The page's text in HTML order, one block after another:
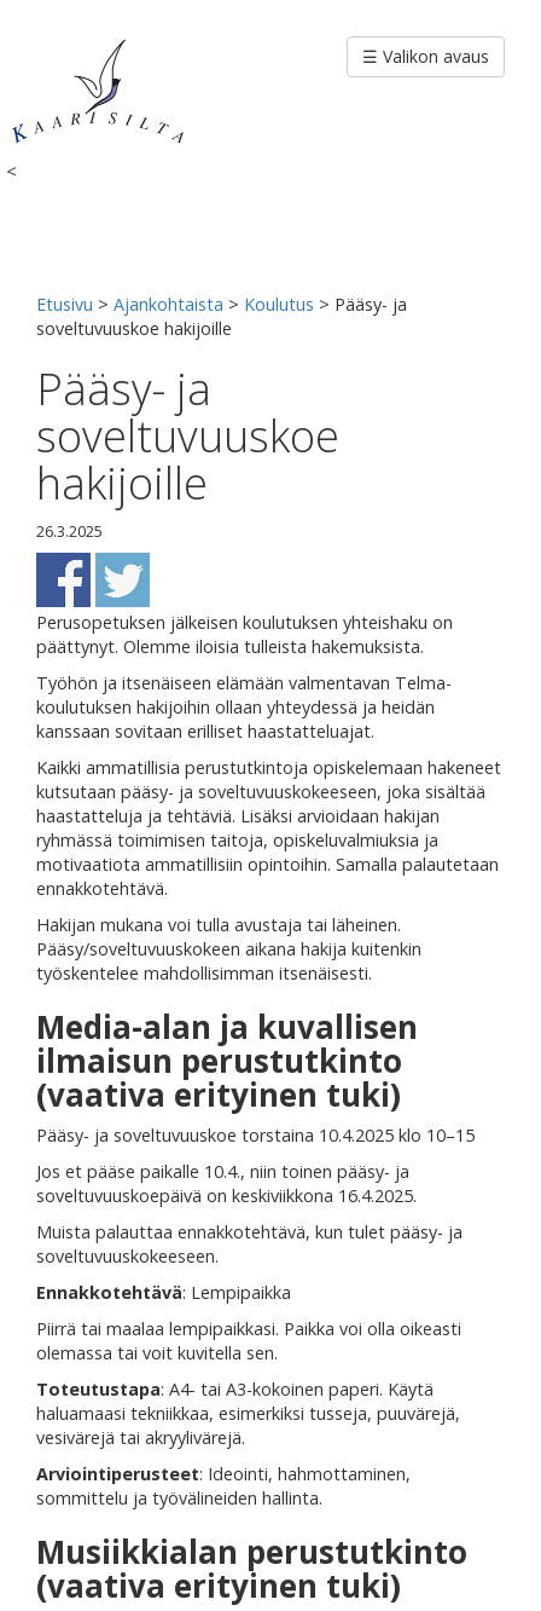
<
☰ Valikon avaus
Etusivu > Ajankohtaista > Koulutus > Pääsy- ja
soveltuvuuskoe hakijoille
Pääsy- ja
soveltuvuuskoe
hakijoille
26.3.2025
Perusopetuksen jälkeisen koulutuksen yhteishaku on
päättynyt. Olemme iloisia tulleista hakemuksista.
Työhön ja itsenäiseen elämään valmentavan Telma-
koulutuksen hakijoihin ollaan yhteydessä ja heidän
kanssaan sovitaan erilliset haastatteluajat.
Kaikki ammatillisia perustutkintoja opiskelemaan hakeneet
kutsutaan pääsy- ja soveltuvuuskokeeseen, joka sisältää
haastatteluja ja tehtäviä. Lisäksi arvioidaan hakijan
ryhmässä toimimisen taitoja, opiskeluvalmiuksia ja
motivaatiota ammatillisiin opintoihin. Samalla palautetaan
ennakkotehtävä.
Hakijan mukana voi tulla avustaja tai läheinen.
Pääsy/soveltuvuuskokeen aikana hakija kuitenkin
työskentelee mahdollisimman itsenäisesti.
Media-alan ja kuvallisen
ilmaisun perustutkinto
(vaativa erityinen tuki)
Pääsy- ja soveltuvuuskoe torstaina 10.4.2025 klo 10–15
Jos et pääse paikalle 10.4., niin toinen pääsy- ja
soveltuvuuskoepäivä on keskiviikkona 16.4.2025.
Muista palauttaa ennakkotehtävä, kun tulet pääsy- ja
soveltuvuuskokeeseen.
Ennakkotehtävä: Lempipaikka
Piirrä tai maalaa lempipaikkasi. Paikka voi olla oikeasti
olemassa tai voit kuvitella sen.
Toteutustapa: A4- tai A3-kokoinen paperi. Käytä
haluamaasi tekniikkaa, esimerkiksi tusseja, puuvärejä,
vesivärejä tai akryylivärejä.
Arviointiperusteet: Ideointi, hahmottaminen,
sommittelu ja työvälineiden hallinta.
Musiikkialan perustutkinto
(vaativa erityinen tuki)